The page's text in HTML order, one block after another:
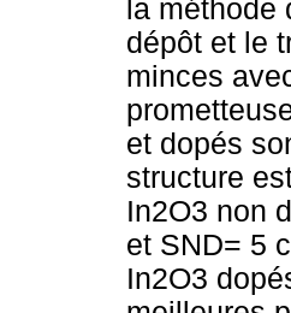
la
dépôt et le
minces
et dopés
structure
In2O3 non
et SND= 5
In2O3